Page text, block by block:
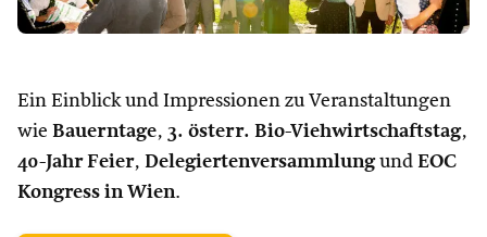
Ein Einblick und Impressionen zu Veranstaltungen
wie Bauerntage, 3. österr. Bio-Viehwirtschaftstag,
40-Jahr Feier, Delegiertenversammlungund EOC
Kongress in Wien.